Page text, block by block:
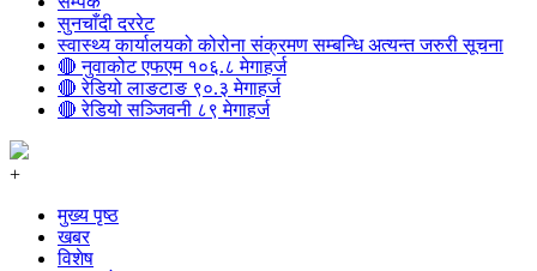
सुनचाँदी दररेट
स्वास्थ्य कार्यालयको कोरोना संक्रमण सम्बन्धि अत्यन्त जरुरी सूचना
🔴 नुवाकोट एफएम १०६.८ मेगाहर्ज
🔴 रेडियो लाङटाङ ९०.३ मेगाहर्ज
🔴 रेडियो सञ्जिवनी ८९ मेगाहर्ज
+
मुख्य पृष्ठ
खबर
विशेष